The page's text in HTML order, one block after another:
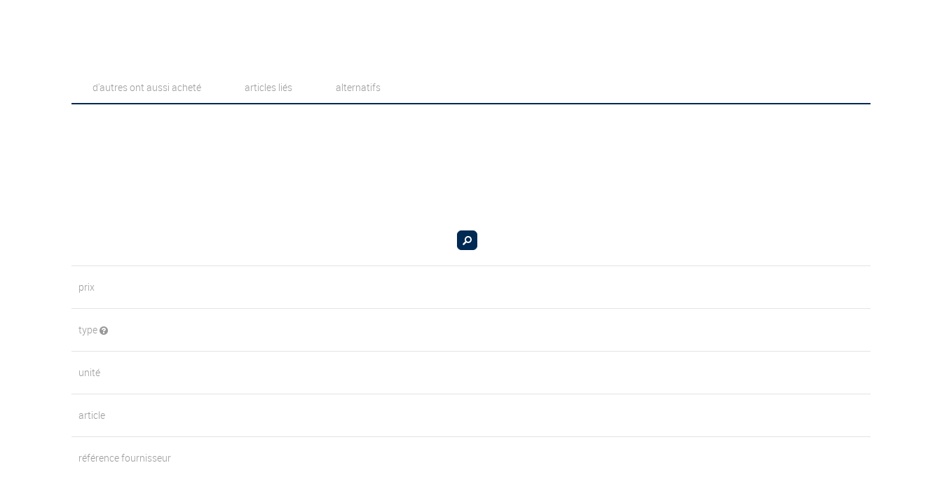
d'autres ont aussi acheté articles liés alternatifs
prix
type
unité
article
référence fournisseur